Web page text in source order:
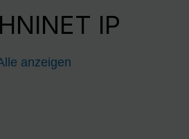
IP
anzeigen